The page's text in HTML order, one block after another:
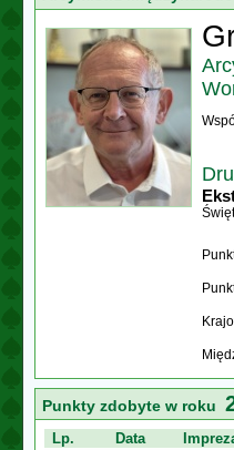
Punkty zdobyte w roku
Lp.
Data